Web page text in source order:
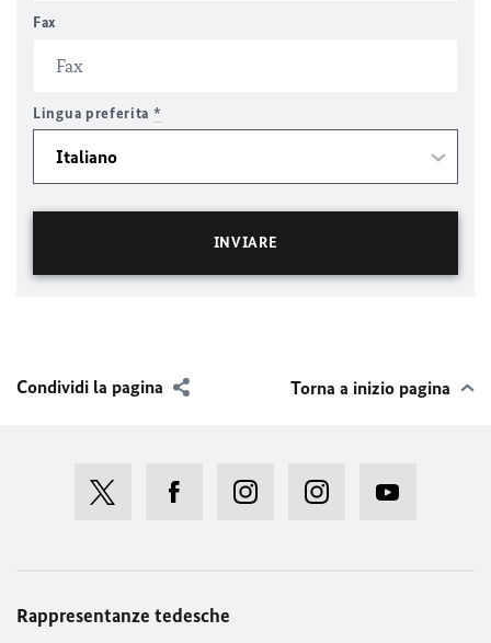
Fax
Lingua preferita *
Condividi la pagina Torna a inizio pagina
Rappresentanze tedesche